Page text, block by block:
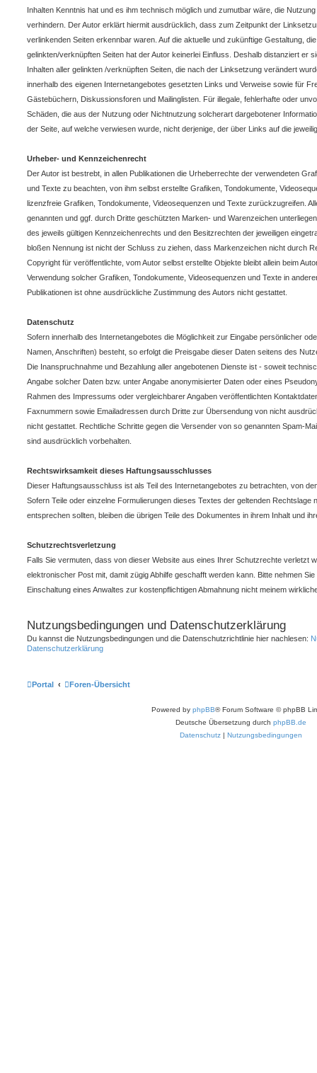
Inhalten Kenntnis hat und es ihm technisch möglich und zumutbar wäre, die
verhindern. Der Autor erklärt hiermit ausdrücklich, dass zum Zeitpunkt der
verlinkenden Seiten erkennbar waren. Auf die aktuelle und zukünftige Gestaltung,
gelinkten/verknüpften Seiten hat der Autor keinerlei Einfluss. Deshalb distanziert er
Inhalten aller gelinkten /verknüpften Seiten, die nach der Linksetzung verändert
innerhalb des eigenen Internetangebotes gesetzten Links und Verweise sowie für
Gästebüchern, Diskussionsforen und Mailinglisten. Für illegale, fehlerhafte oder
Schäden, die aus der Nutzung oder Nichtnutzung solcherart dargebotener
der Seite, auf welche verwiesen wurde, nicht derjenige, der über Links auf die
Urheber- und Kennzeichenrecht
Der Autor ist bestrebt, in allen Publikationen die Urheberrechte der verwendeten
und Texte zu beachten, von ihm selbst erstellte Grafiken, Tondokumente,
lizenzfreie Grafiken, Tondokumente, Videosequenzen und Texte zurückzugreifen.
genannten und ggf. durch Dritte geschützten Marken- und Warenzeichen
des jeweils gültigen Kennzeichenrechts und den Besitzrechten der jeweiligen
bloßen Nennung ist nicht der Schluss zu ziehen, dass Markenzeichen nicht durch
Copyright für veröffentlichte, vom Autor selbst erstellte Objekte bleibt allein beim
Verwendung solcher Grafiken, Tondokumente, Videosequenzen und Texte in
Publikationen ist ohne ausdrückliche Zustimmung des Autors nicht gestattet.
Datenschutz
Sofern innerhalb des Internetangebotes die Möglichkeit zur Eingabe persönlicher
Namen, Anschriften) besteht, so erfolgt die Preisgabe dieser Daten seitens des
Die Inanspruchnahme und Bezahlung aller angebotenen Dienste ist - soweit
Angabe solcher Daten bzw. unter Angabe anonymisierter Daten oder eines
Rahmen des Impressums oder vergleichbarer Angaben veröffentlichten
Faxnummern sowie Emailadressen durch Dritte zur Übersendung von nicht
nicht gestattet. Rechtliche Schritte gegen die Versender von so genannten Spam-
sind ausdrücklich vorbehalten.
Rechtswirksamkeit dieses Haftungsausschlusses
Dieser Haftungsausschluss ist als Teil des Internetangebotes zu betrachten, von
Sofern Teile oder einzelne Formulierungen dieses Textes der geltenden Rechtslage
entsprechen sollten, bleiben die übrigen Teile des Dokumentes in ihrem Inhalt und
Schutzrechtsverletzung
Falls Sie vermuten, dass von dieser Website aus eines Ihrer Schutzrechte verletzt
elektronischer Post mit, damit zügig Abhilfe geschafft werden kann. Bitte nehmen
Einschaltung eines Anwaltes zur kostenpflichtigen Abmahnung nicht meinem
Nutzungsbedingungen und Datenschutzerklärung
Du kannst die Nutzungsbedingungen und die Datenschutzrichtlinie hier nachlesen:
Datenschutzerklärung
Portal Foren-Übersicht
Powered by phpBB® Forum Software © phpBB
Deutsche Übersetzung durch phpBB.de
Datenschutz | Nutzungsbedingungen